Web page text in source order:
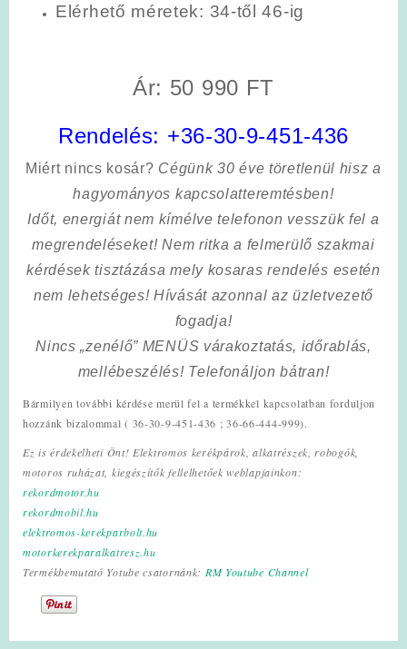
Elérhető méretek: 34-től 46-ig
Ár: 50 990 FT
Rendelés: +36-30-9-451-436
Miért nincs kosár? Cégünk 30 éve töretlenül hisz a
hagyományos kapcsolatteremtésben!
Időt, energiát nem kímélvetelefonon vesszük fel a
megrendeléseket! Nem ritka a felmerülő szakmai
kérdések tisztázása mely kosaras rendelés esetén
nem lehetséges! Hívását azonnal az üzletvezető
fogadja!
Nincs „zenélő” MENÜS várakoztatás, időrablás,
mellébeszélés! Telefonáljon bátran!
Bármilyen további kérdése merül fel a termékkel kapcsolatban forduljon
hozzánk bizalommal ( 36-30-9-451-436 ; 36-66-444-999).
Ez is érdekelheti Önt! Elektromos kerékpárok, alkatrészek, robogók,
motoros ruházat, kiegészítők fellelhetőek weblapjainkon:
rekordmotor.hu
rekordmobil.hu
elektromos-kerekparbolt.hu
motorkerekparalkatresz.hu
Termékbemutató Yotube csatornánk: RM Youtube Channel